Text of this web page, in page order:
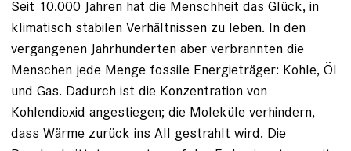
Seit 10.000 Jahren hat die Menschheit das Glück, in
klimatisch stabilen Verhältnissen zu leben. In den
vergangenen Jahrhunderten aber verbrannten die
Menschen jede Menge fossile Energieträger: Kohle, Öl
und Gas. Dadurch ist die Konzentration von
Kohlendioxid angestiegen; die Moleküle verhindern,
dass Wärme zurück ins All gestrahlt wird. Die